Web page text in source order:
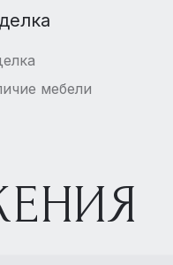
мебели